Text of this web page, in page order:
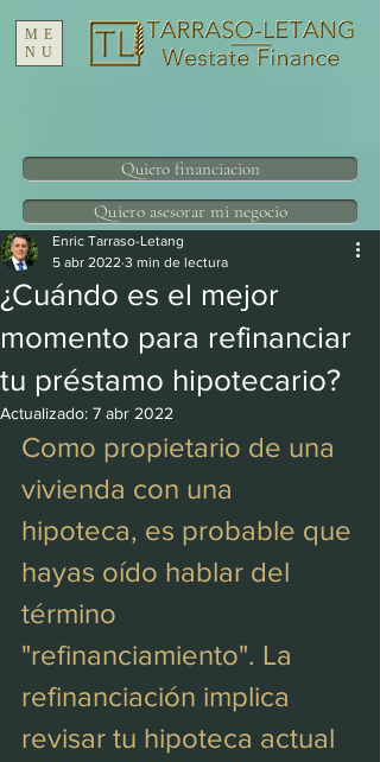
ME
NU
Quiero financiacion
Quiero asesorar mi negocio
¿Cuándo es el mejor
momento para refinanciar
tu préstamo hipotecario?
Enric Tarraso-Letang
5 abr 2022 3 min de lectura
Actualizado: 7 abr 2022
Como propietario de una
vivienda con una
hipoteca, es probable que
hayas oído hablar del
término
"refinanciamiento". La
refinanciación implica
revisar tu hipoteca actual